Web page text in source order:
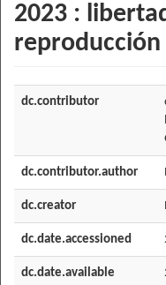
2023 :
dc.contributor
dc.contributor.author
dc.creator
dc.date.accessioned
dc.date.available